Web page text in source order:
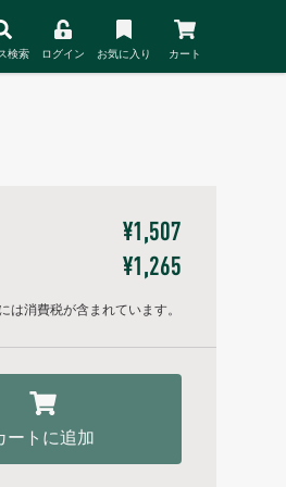
検索 ログイン お気に入り カート
¥1,507
¥1,265
は消費税が含まれています。
ートに追加